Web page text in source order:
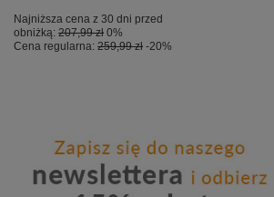
Najniższa cena z 30 dni przed
obniżką: 207,99 zł 0%
Cena regularna: 259,99 zł -20%